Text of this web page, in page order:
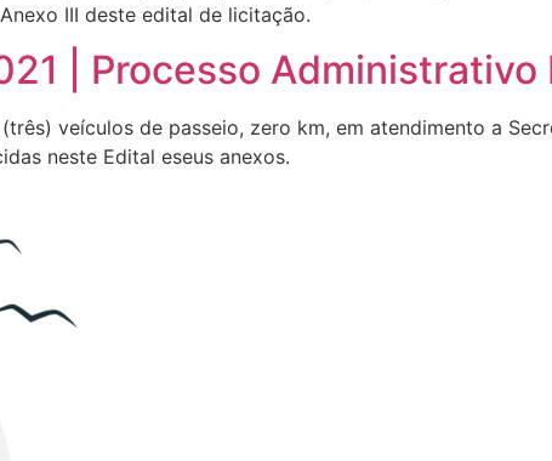
III deste edital de licitação.
| Processo Administrativo
veículos de passeio, zero km, em atendimento a
neste Edital eseus anexos.